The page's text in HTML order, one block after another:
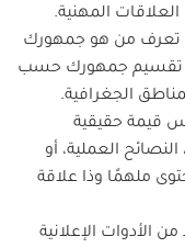
المهنية.
تعرف من هو جمهورك
تقسيم جمهورك حسب
الجغرافية.
قيمة حقيقية
العملية، أو
ملهمًا وذا علاقة
الأدوات الإعلانية